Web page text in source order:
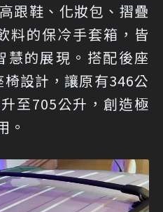
跟鞋、化妝包、摺疊
料的保冷手套箱，皆
的展現。搭配後座
設計，讓原有346公
至705公升，創造極
。